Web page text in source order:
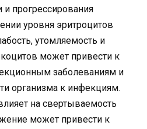
и прогрессирования
уровня эритроцитов
утомляемость и
может привести к
заболеваниям и
организма к инфекциям.
на свертываемость
может привести к